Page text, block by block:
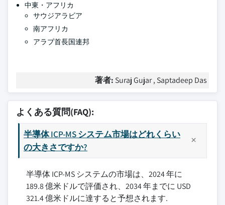
中東・アフリカ
サウジアラビア
南アフリカ
アラブ首長国連邦
著者: Suraj Gujar , Saptadeep Das
よくある質問(FAQ):
半導体 ICP-MS システム市場はどれくらい
の大きさですか?
半導体 ICP-MS システムの市場は、2024 年に
189.8 億米ドルで評価され、2034 年までに USD
321.4 億米ドルに達すると予想されます.